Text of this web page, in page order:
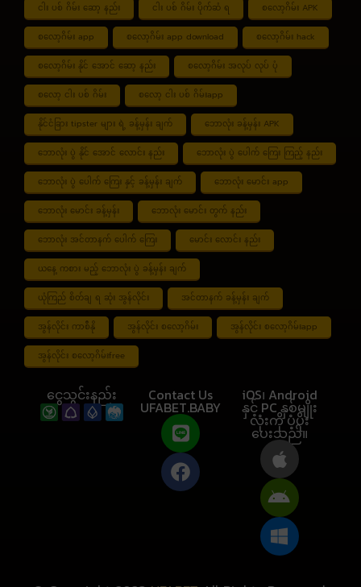
ငါး ပစ် ဂိမ်း ဆော့ နည်း ငါး ပစ် ဂိမ်း ပိုက်ဆံ ရ စလော့ဂိမ်း APK
စလော့ဂိမ်း app စလော့ဂိမ်း app download စလော့ဂိမ်း hack
စလော့ဂိမ်း နိုင် အောင် ဆော့ နည်း စလော့ဂိမ်း အလုပ် လုပ် ပုံ
စလော့ ငါး ပစ် ဂိမ်း စလော့ ငါး ပစ် ဂိမ်းapp
နိုင်ငံခြား tipster များ ရဲ့ ခန့်မှန်း ချက် ဘောလုံး ခန့်မှန်း APK
ဘောလုံး ပွဲ နိုင် အောင် လောင်း နည်း ဘောလုံး ပွဲ ပေါက် ကြေး ကြည့် နည်း
ဘောလုံး ပွဲ ပေါက် ကြေး နှင့် ခန့်မှန်း ချက် ဘောလုံး မောင်း app
ဘောလုံး မောင်း ခန့်မှန်း ဘောလုံး မောင်း တွက် နည်း
ဘောလုံး အင်တာနက် ပေါက် ကြေး မောင်း လောင်း နည်း
ယနေ့ ကစား မည့် ဘောလုံး ပွဲ ခန့်မှန်း ချက်
ယုံကြည် စိတ်ချ ရ ဆုံး အွန်လိုင်း အင်တာနက် ခန့်မှန်း ချက်
အွန်လိုင်း ကာစီနို အွန်လိုင်း စလော့ဂိမ်း အွန်လိုင်း စလော့ဂိမ်းapp
အွန်လိုင်း စလော့ဂိမ်းfree
ငွေသွင်းနည်း Contact Us
UFABET.BABY
iOS၊ Android
နှင့် PC နှစ်မျိုး
လုံးကို ပံ့ပိုး
ပေးသည်။